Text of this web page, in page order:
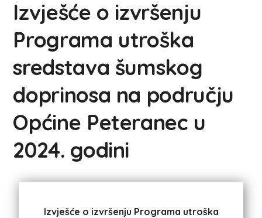
Izvješće o izvršenju
Programa utroška
sredstava šumskog
doprinosa na području
Općine Peteranec u
2024. godini
Izvješće o izvršenju Programa utroška